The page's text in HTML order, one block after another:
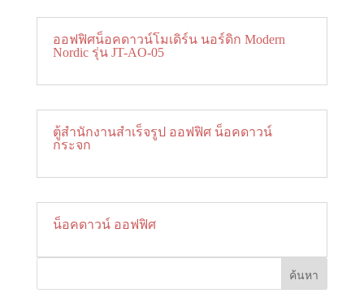
ออฟฟิศน็อคดาวน์โมเดิร์น นอร์ดิก Modern
Nordic รุ่น JT-AO-05
ตู้สำนักงานสำเร็จรูป ออฟฟิศ น็อคดาวน์
กระจก
น็อคดาวน์ ออฟฟิศ
ค้นหา